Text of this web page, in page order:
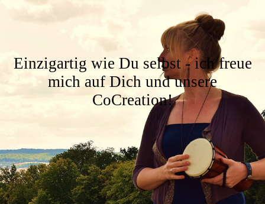
Einzigartig wie Du selbst - ich freue
mich auf Dich und unsere
CoCreation!